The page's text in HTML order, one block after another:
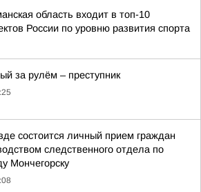
область входит в топ-10
России по уровню развития спорта
за рулём – преступник
состоится личный прием граждан
следственного отдела по
Мончегорску